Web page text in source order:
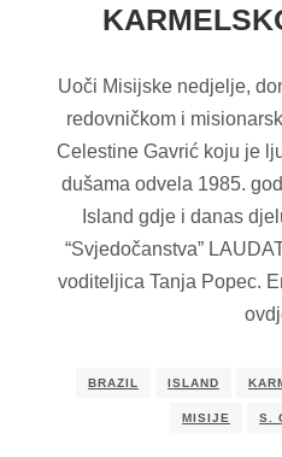
Uoči Misijske nedjelje,
redovničkom i
Celestine Gavrić koju je
dušama odvela 1985.
Island gdje i danas
“Svjedočanstva”
voditeljica Tanja Popec.
BRAZIL ISLAND
MISIJE S.